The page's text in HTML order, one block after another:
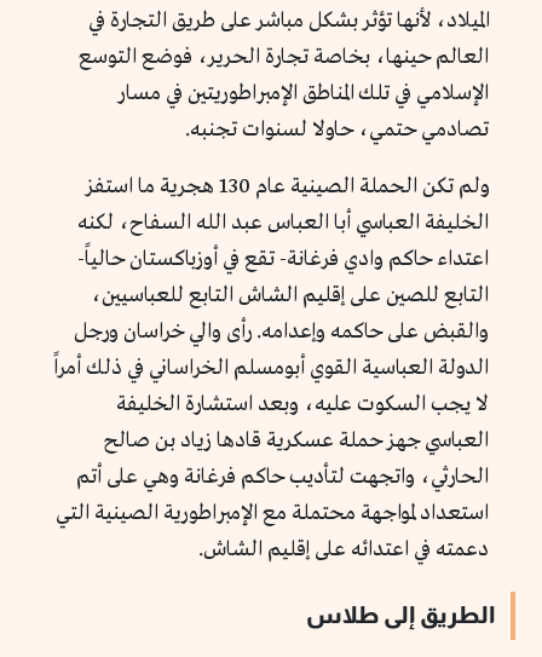
الميلاد، لأنها تؤثر بشكل مباشر على طريق التجارة في
العالم حينها، بخاصة تجارة الحرير، فوضع التوسع
الإسلامي في تلك المناطق الإمبراطوريتين في مسار
تصادمي حتمي، حاولا لسنوات تجنبه.
ولم تكن الحملة الصينية عام 130 هجرية ما استفز
الخليفة العباسي أبا العباس عبد الله السفاح، لكنه
اعتداء حاكم وادي فرغانة- تقع في أوزباكستان حالياً-
التابع للصين على إقليم الشاش التابع للعباسيين،
والقبض على حاكمه وإعدامه. رأى والي خراسان ورجل
الدولة العباسية القوي أبومسلم الخراساني في ذلك أمراً
لا يجب السكوت عليه، وبعد استشارة الخليفة
العباسي جهز حملة عسكرية قادها زياد بن صالح
الحارثي، واتجهت لتأديب حاكم فرغانة وهي على أتم
استعداد لمواجهة محتملة مع الإمبراطورية الصينية التي
دعمته في اعتدائه على إقليم الشاش.
الطريق إلى طلاس